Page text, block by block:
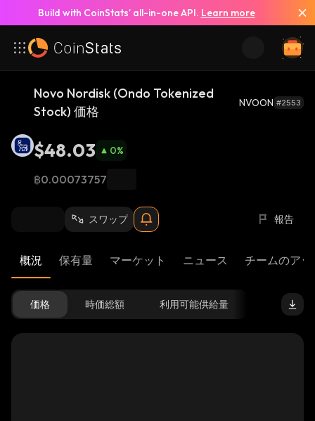
Build with CoinStats’ all-in-one API. Learn more
Novo Nordisk (Ondo Tokenized
Stock) 価格
NVOON #2553
$48.03 0%
฿0.00073757
スワップ 報告
概況 保有量 マーケット ニュース チームのア
価格 時価総額 利用可能供給量